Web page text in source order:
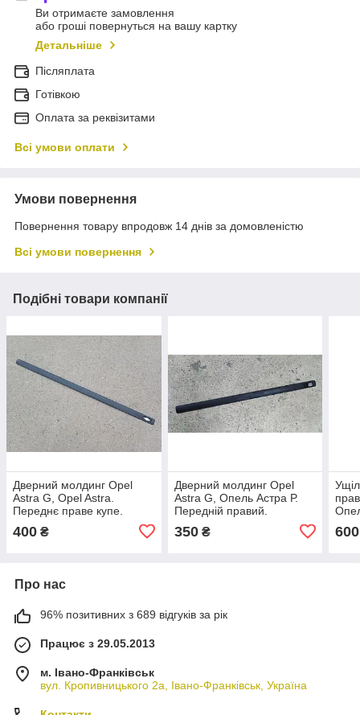
Ви отримаєте замовлення
або гроші повернуться на вашу картку
Детальніше
Післяплата
Готівкою
Оплата за реквізитами
Всі умови оплати
Умови повернення
Повернення товару впродовж 14 днів за домовленістю
Всі умови повернення
Подібні товари компанії
Дверний молдинг Opel
Astra G, Opel Astra.
Переднє праве купе.
400 ₴
Дверний молдинг Opel
Astra G, Опель Астра Р.
Передній правий.
350₴ 600
Про нас
96% позитивних з 689 відгуків за рік
Працює з 29.05.2013
м. Івано-Франківськ
вул. Кропивницького 2а, Івано-Франківськ, Україна